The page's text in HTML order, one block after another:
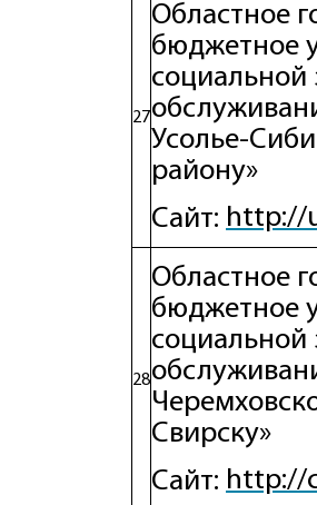
27
Областное
бюджетное
социальной
Усолье-
району»
Сайт: http://
28
Областное
бюджетное
социальной
Свирску»
Сайт: http://